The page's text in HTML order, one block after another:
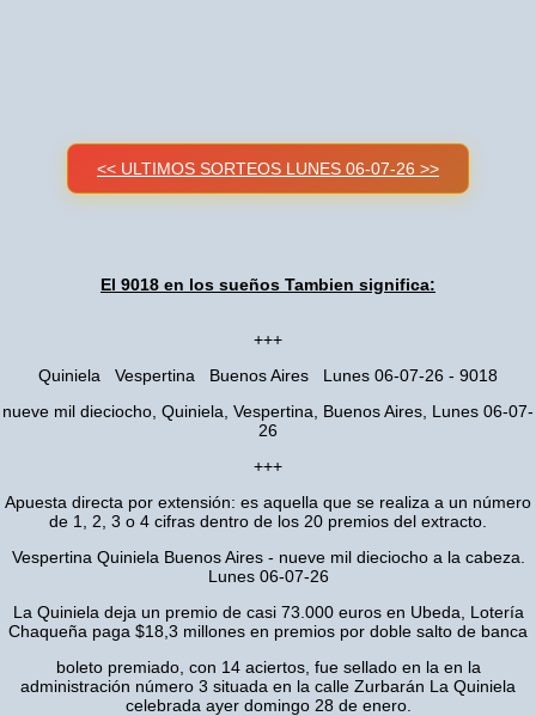
<< ULTIMOS SORTEOS LUNES 06-07-26 >>
El 9018 en los sueños Tambien significa:
+++
Quiniela Vespertina Buenos Aires Lunes 06-07-26 - 9018
nueve mil dieciocho, Quiniela, Vespertina, Buenos Aires, Lunes 06-07-
26
+++
Apuesta directa por extensión: es aquella que se realiza a un número
de 1, 2, 3 o 4 cifras dentro de los 20 premios del extracto.
Vespertina Quiniela Buenos Aires - nueve mil dieciocho a la cabeza.
Lunes 06-07-26
La Quiniela deja un premio de casi 73.000 euros en Ubeda, Lotería
Chaqueña paga $18,3 millones en premios por doble salto de banca
boleto premiado, con 14 aciertos, fue sellado en la en la
administración número 3 situada en la calle Zurbarán La Quiniela
celebrada ayer domingo 28 de enero.